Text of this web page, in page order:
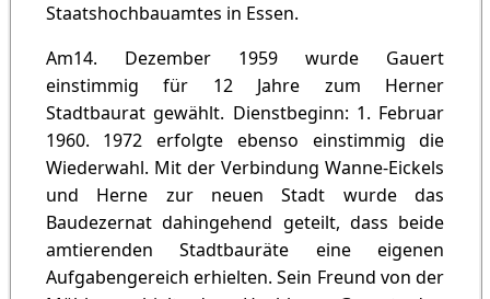
Staatshochbauamtes in Essen.
Am14. Dezember 1959 wurde Gauert
einstimmig für 12 Jahre zum Herner
Stadtbaurat gewählt. Dienstbeginn: 1. Februar
1960. 1972 erfolgte ebenso einstimmig die
Wiederwahl. Mit der Verbindung Wanne-Eickels
und Herne zur neuen Stadt wurde das
Baudezernat dahingehend geteilt, dass beide
amtierenden Stadtbauräte eine eigenen
Aufgabengereich erhielten. Sein Freund von der